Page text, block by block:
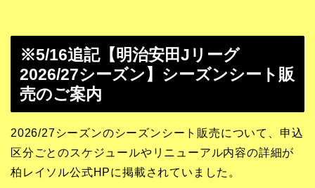
※5/16追記【明治安田Jリーグ
2026/27シーズン】シーズンシート販
売のご案内
2026/27シーズンのシーズンシート販売について、申込
区分ごとのスケジュールやリニューアル内容の詳細が
柏レイソル公式HPに掲載されていました。